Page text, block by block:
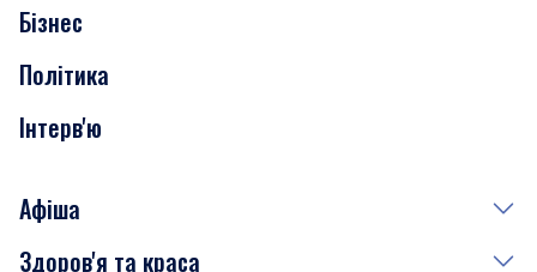
Транспорт
Бізнес
Політика
Інтерв'ю
Афіша
Здоров'я та краса